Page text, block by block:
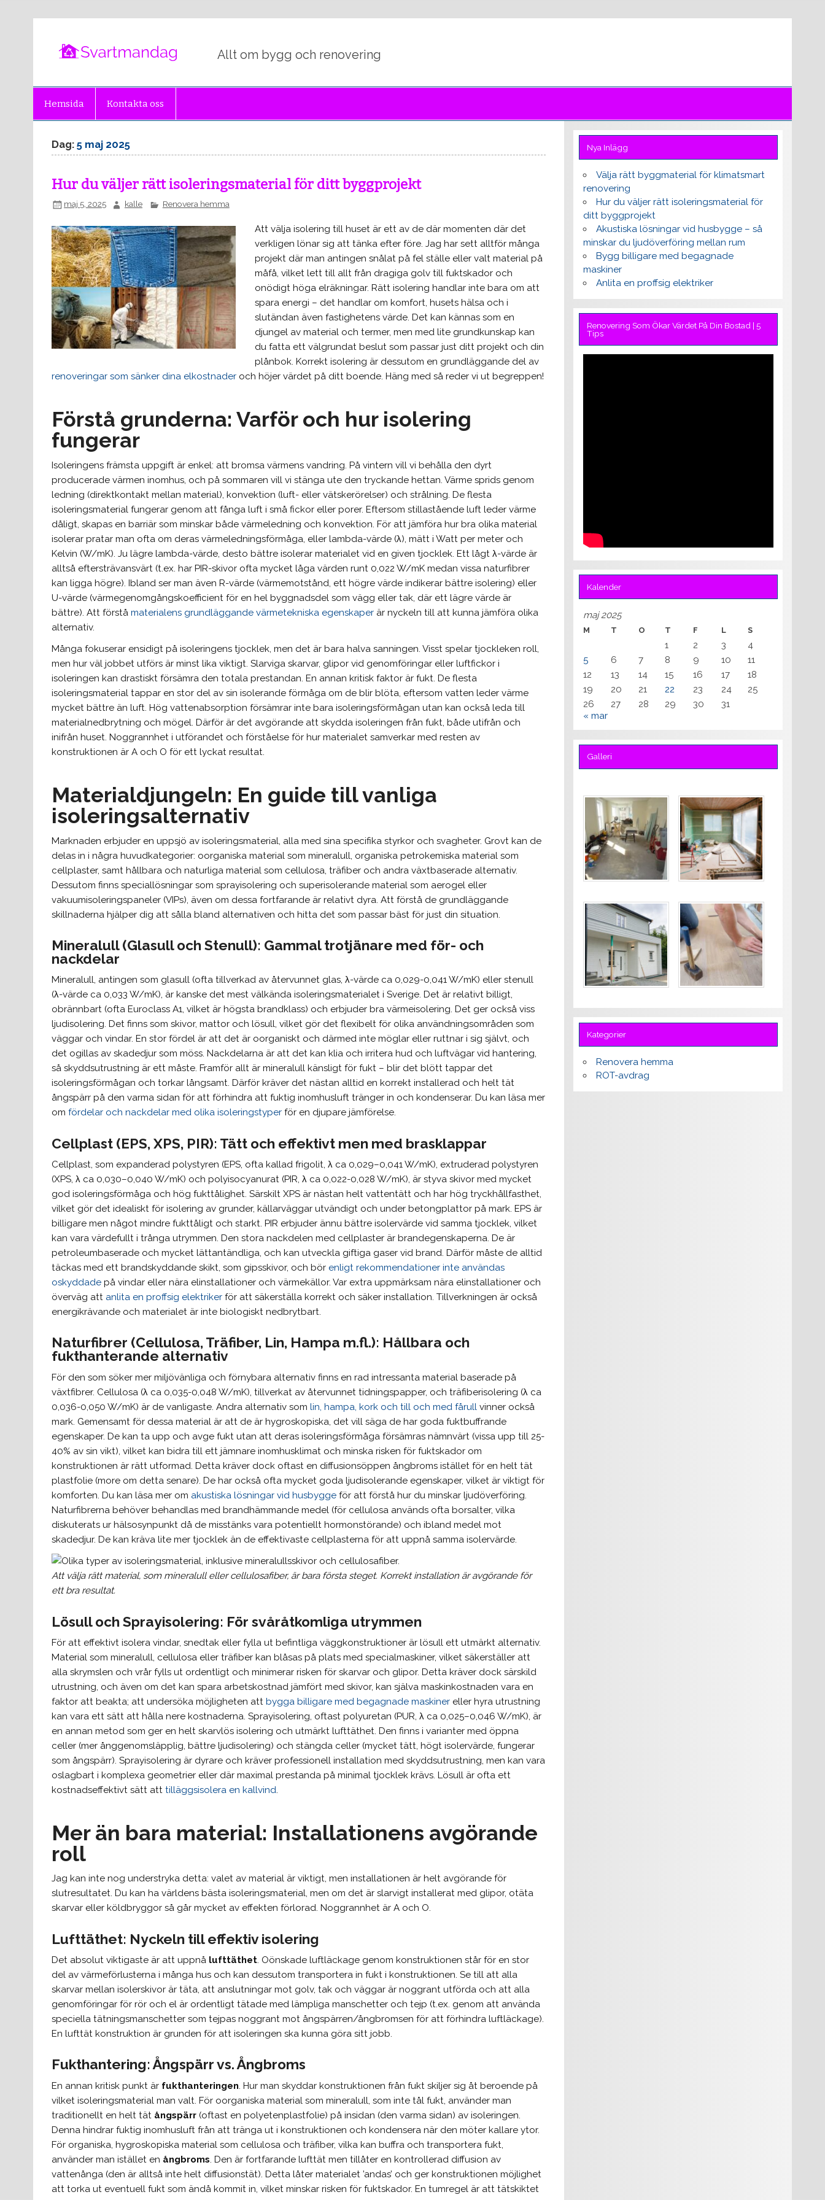
svartmandag.se
Allt om bygg och renovering
Hemsida Kontakta oss
Dag:5 maj 2025
Hur du väljer rätt isoleringsmaterial för ditt byggprojekt
maj 5, 2025 kalle Renovera hemma
Att välja isolering till huset är ett av de där momenten där det
verkligen lönar sig att tänka efter före. Jag har sett alltför många
projekt där man antingen snålat på fel ställe eller valt material på
måfå, vilket lett till allt från dragiga golv till fuktskador och
onödigt höga elräkningar. Rätt isolering handlar inte bara om att
spara energi – det handlar om komfort, husets hälsa och i
slutändan även fastighetens värde. Det kan kännas som en
djungel av material och termer, men med lite grundkunskap kan
du fatta ett välgrundat beslut som passar just ditt projekt och din
plånbok. Korrekt isolering är dessutom en grundläggande del av
renoveringar som sänker dina elkostnader och höjer värdet på ditt boende. Häng med så reder vi ut begreppen!
Förstå grunderna: Varför och hur isolering
fungerar
Isoleringens främsta uppgift är enkel: att bromsa värmens vandring. På vintern vill vi behålla den dyrt
producerade värmen inomhus, och på sommaren vill vi stänga ute den tryckande hettan. Värme sprids genom
ledning (direktkontakt mellan material), konvektion (luft- eller vätskerörelser) och strålning. De flesta
isoleringsmaterial fungerar genom att fånga luft i små fickor eller porer. Eftersom stillastående luft leder värme
dåligt, skapas en barriär som minskar både värmeledning och konvektion. För att jämföra hur bra olika material
isolerar pratar man ofta om deras värmeledningsförmåga, eller lambda-värde (λ), mätt i Watt per meter och
Kelvin (W/mK). Ju lägre lambda-värde, desto bättre isolerar materialet vid en given tjocklek. Ett lågt λ-värde är
alltså eftersträvansvärt (t.ex. har PIR-skivor ofta mycket låga värden runt 0,022 W/mK medan vissa naturfibrer
kan ligga högre). Ibland ser man även R-värde (värmemotstånd, ett högre värde indikerar bättre isolering) eller
U-värde (värmegenomgångskoefficient för en hel byggnadsdel som vägg eller tak, där ett lägre värde är
bättre). Att förståmaterialens grundläggande värmetekniska egenskaper är nyckeln till att kunna jämföra olika
alternativ.
Många fokuserar ensidigt på isoleringens tjocklek, men det är bara halva sanningen. Visst spelar tjockleken roll,
men hur väl jobbet utförs är minst lika viktigt. Slarviga skarvar, glipor vid genomföringar eller luftfickor i
isoleringen kan drastiskt försämra den totala prestandan. En annan kritisk faktor är fukt. De flesta
isoleringsmaterial tappar en stor del av sin isolerande förmåga om de blir blöta, eftersom vatten leder värme
mycket bättre än luft. Hög vattenabsorption försämrar inte bara isoleringsförmågan utan kan också leda till
materialnedbrytning och mögel. Därför är det avgörande att skydda isoleringen från fukt, både utifrån och
inifrån huset. Noggrannhet i utförandet och förståelse för hur materialet samverkar med resten av
konstruktionen är A och O för ett lyckat resultat.
Materialdjungeln: En guide till vanliga
isoleringsalternativ
Marknaden erbjuder en uppsjö av isoleringsmaterial, alla med sina specifika styrkor och svagheter. Grovt kan de
delas in i några huvudkategorier: oorganiska material som mineralull, organiska petrokemiska material som
cellplaster, samt hållbara och naturliga material som cellulosa, träfiber och andra växtbaserade alternativ.
Dessutom finns speciallösningar som sprayisolering och superisolerande material som aerogel eller
vakuumisoleringspaneler (VIPs), även om dessa fortfarande är relativt dyra. Att förstå de grundläggande
skillnaderna hjälper dig att sålla bland alternativen och hitta det som passar bäst för just din situation.
Mineralull (Glasull och Stenull): Gammal trotjänare med för- och
nackdelar
Mineralull, antingen som glasull (ofta tillverkad av återvunnet glas, λ-värde ca 0,029-0,041 W/mK) eller stenull
(λ-värde ca 0,033 W/mK), är kanske det mest välkända isoleringsmaterialet i Sverige. Det är relativt billigt,
obrännbart (ofta Euroclass A1, vilket är högsta brandklass) och erbjuder bra värmeisolering. Det ger också viss
ljudisolering. Det finns som skivor, mattor och lösull, vilket gör det flexibelt för olika användningsområden som
väggar och vindar. En stor fördel är att det är oorganiskt och därmed inte möglar eller ruttnar i sig självt, och
det ogillas av skadedjur som möss. Nackdelarna är att det kan klia och irritera hud och luftvägar vid hantering,
så skyddsutrustning är ett måste. Framför allt är mineralull känsligt för fukt – blir det blött tappar det
isoleringsförmågan och torkar långsamt. Därför kräver det nästan alltid en korrekt installerad och helt tät
ångspärr på den varma sidan för att förhindra att fuktig inomhusluft tränger in och kondenserar. Du kan läsa mer
omfördelar och nackdelar med olika isoleringstyper för en djupare jämförelse.
Cellplast (EPS, XPS, PIR): Tätt och effektivt men med brasklappar
Cellplast, som expanderad polystyren (EPS, ofta kallad frigolit, λ ca 0,029–0,041 W/mK), extruderad polystyren
(XPS, λ ca 0,030–0,040 W/mK) och polyisocyanurat (PIR, λ ca 0,022-0,028 W/mK), är styva skivor med mycket
god isoleringsförmåga och hög fukttålighet. Särskilt XPS är nästan helt vattentätt och har hög tryckhållfasthet,
vilket gör det idealiskt för isolering av grunder, källarväggar utvändigt och under betongplattor på mark. EPS är
billigare men något mindre fukttåligt och starkt. PIR erbjuder ännu bättre isolervärde vid samma tjocklek, vilket
kan vara värdefullt i trånga utrymmen. Den stora nackdelen med cellplaster är brandegenskaperna. De är
petroleumbaserade och mycket lättantändliga, och kan utveckla giftiga gaser vid brand. Därför måste de alltid
täckas med ett brandskyddande skikt, som gipsskivor, och bör enligt rekommendationer inte användas
oskyddade på vindar eller nära elinstallationer och värmekällor. Var extra uppmärksam nära elinstallationer och
överväg att anlita en proffsig elektriker för att säkerställa korrekt och säker installation. Tillverkningen är också
energikrävande och materialet är inte biologiskt nedbrytbart.
Naturfibrer (Cellulosa, Träfiber, Lin, Hampa m.fl.): Hållbara och
fukthanterande alternativ
För den som söker mer miljövänliga och förnybara alternativ finns en rad intressanta material baserade på
växtfibrer. Cellulosa (λ ca 0,035-0,048 W/mK), tillverkat av återvunnet tidningspapper, och träfiberisolering (λ ca
0,036-0,050 W/mK) är de vanligaste. Andra alternativ somlin, hampa, kork och till och med fårull vinner också
mark. Gemensamt för dessa material är att de är hygroskopiska, det vill säga de har goda fuktbuffrande
egenskaper. De kan ta upp och avge fukt utan att deras isoleringsförmåga försämras nämnvärt (vissa upp till 25-
40% av sin vikt), vilket kan bidra till ett jämnare inomhusklimat och minska risken för fuktskador om
konstruktionen är rätt utformad. Detta kräver dock oftast en diffusionsöppen ångbroms istället för en helt tät
plastfolie (more om detta senare). De har också ofta mycket goda ljudisolerande egenskaper, vilket är viktigt för
komforten. Du kan läsa mer om akustiska lösningar vid husbygge för att förstå hur du minskar ljudöverföring.
Naturfibrerna behöver behandlas med brandhämmande medel (för cellulosa används ofta borsalter, vilka
diskuterats ur hälsosynpunkt då de misstänks vara potentiellt hormonstörande) och ibland medel mot
skadedjur. De kan kräva lite mer tjocklek än de effektivaste cellplasterna för att uppnå samma isolervärde.
Att välja rätt material, som mineralull eller cellulosafiber, är bara första steget. Korrekt installation är avgörande för
ett bra resultat.
Lösull och Sprayisolering: För svåråtkomliga utrymmen
För att effektivt isolera vindar, snedtak eller fylla ut befintliga väggkonstruktioner är lösull ett utmärkt alternativ.
Material som mineralull, cellulosa eller träfiber kan blåsas på plats med specialmaskiner, vilket säkerställer att
alla skrymslen och vrår fylls ut ordentligt och minimerar risken för skarvar och glipor. Detta kräver dock särskild
utrustning, och även om det kan spara arbetskostnad jämfört med skivor, kan själva maskinkostnaden vara en
faktor att beakta; att undersöka möjligheten attbygga billigare med begagnade maskiner eller hyra utrustning
kan vara ett sätt att hålla nere kostnaderna. Sprayisolering, oftast polyuretan (PUR, λ ca 0,025–0,046 W/mK), är
en annan metod som ger en helt skarvlös isolering och utmärkt lufttäthet. Den finns i varianter med öppna
celler (mer ånggenomsläpplig, bättre ljudisolering) och stängda celler (mycket tätt, högt isolervärde, fungerar
som ångspärr). Sprayisolering är dyrare och kräver professionell installation med skyddsutrustning, men kan vara
oslagbart i komplexa geometrier eller där maximal prestanda på minimal tjocklek krävs. Lösull är ofta ett
kostnadseffektivt sätt atttilläggsisolera en kallvind.
Mer än bara material: Installationens avgörande
roll
Jag kan inte nog understryka detta: valet av material är viktigt, men installationen är helt avgörande för
slutresultatet. Du kan ha världens bästa isoleringsmaterial, men om det är slarvigt installerat med glipor, otäta
skarvar eller köldbryggor så går mycket av effekten förlorad. Noggrannhet är A och O.
Lufttäthet: Nyckeln till effektiv isolering
Det absolut viktigaste är att uppnå lufttäthet. Oönskade luftläckage genom konstruktionen står för en stor
del av värmeförlusterna i många hus och kan dessutom transportera in fukt i konstruktionen. Se till att alla
skarvar mellan isolerskivor är täta, att anslutningar mot golv, tak och väggar är noggrant utförda och att alla
genomföringar för rör och el är ordentligt tätade med lämpliga manschetter och tejp (t.ex. genom att använda
speciella tätningsmanschetter som tejpas noggrant mot ångspärren/ångbromsen för att förhindra luftläckage).
En lufttät konstruktion är grunden för att isoleringen ska kunna göra sitt jobb.
Fukthantering: Ångspärr vs. Ångbroms
En annan kritisk punkt är fukthanteringen. Hur man skyddar konstruktionen från fukt skiljer sig åt beroende på
vilket isoleringsmaterial man valt. För oorganiska material som mineralull, som inte tål fukt, använder man
traditionellt en helt tät ångspärr (oftast en polyetenplastfolie) på insidan (den varma sidan) av isoleringen.
Denna hindrar fuktig inomhusluft från att tränga ut i konstruktionen och kondensera när den möter kallare ytor.
För organiska, hygroskopiska material som cellulosa och träfiber, vilka kan buffra och transportera fukt,
använder man istället en ångbroms. Den är fortfarande lufttät men tillåter en kontrollerad diffusion av
vattenånga (den är alltså inte helt diffusionstät). Detta låter materialet ’andas’ och ger konstruktionen möjlighet
att torka ut eventuell fukt som ändå kommit in, vilket minskar risken för fuktskador. En tumregel är att tätskiktet
Nya Inlägg
Välja rätt byggmaterial för klimatsmart
renovering
Hur du väljer rätt isoleringsmaterial för
ditt byggprojekt
Akustiska lösningar vid husbygge – så
minskar du ljudöverföring mellan rum
Bygg billigare med begagnade
maskiner
Anlita en proffsig elektriker
Renovering Som Ökar Värdet På Din Bostad | 5
Tips
Kalender
maj 2025
M T O T F L S
1 2 3
4
5
6 7 8 9 10
11
12
13 14 15 16 17
18
19
20 21 22 23 24
25
26
27 28 29 30
31
« mar
Galleri
Kategorier
Renovera hemma
ROT-avdrag